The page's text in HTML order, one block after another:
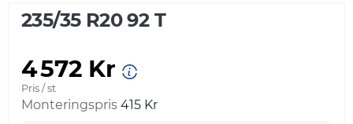
235/35 R20 92 T
4 572 Kr
Pris / st
Monteringspris 415 Kr